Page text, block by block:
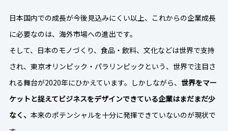
日本国内での成長が今後見込みにくい以上、これからの企業成長
に必要なのは、海外市場への進出です。
そして、日本のモノづくり、食品・飲料、文化などは世界で支持
され、東京オリンピック・パラリンピックという、世界で注目さ
れる舞台が2020年にひかえています。しかしながら、 世界をマー
ケットと捉えてビジネスをデザインできている企業はまだまだ少
なく、 本来のポテンシャルを十分に発揮できていないのが現状で